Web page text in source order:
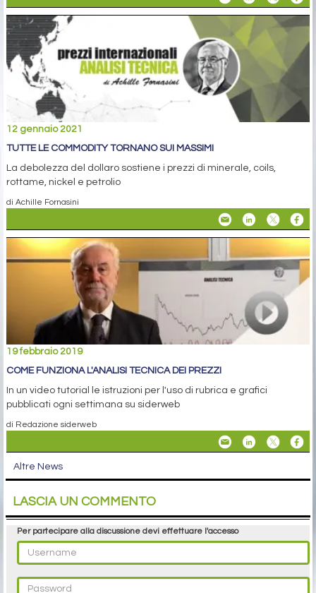
12 gennaio 2021
TUTTE LE COMMODITY TORNANO SUI MASSIMI
La debolezza del dollaro sostiene i prezzi di minerale, coils,
rottame, nickel e petrolio
di Achille Fornasini
19 febbraio 2019
COME FUNZIONA L'ANALISI TECNICA DEI PREZZI
In un video tutorial le istruzioni per l'uso di rubrica e grafici
pubblicati ogni settimana su siderweb
di Redazione siderweb
Altre News
LASCIA UN COMMENTO
Per partecipare alla discussione devi effettuare l'accesso